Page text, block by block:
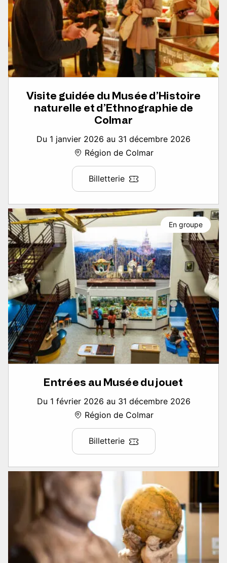
Visite guidée du Musée d’Histoire
naturelle et d’Ethnographie de
Colmar
Du 1 janvier 2026 au 31 décembre 2026
Région de Colmar
Billetterie
Entrées au Musée du jouet
Du 1 février 2026 au 31 décembre 2026
Région de Colmar
Billetterie
En groupe